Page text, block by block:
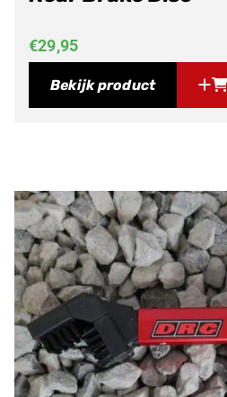
€29,95
Bekijk product